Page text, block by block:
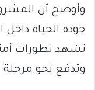
وأوضح أن
جودة الحياة
تشهد تطورات
وتدفع نحو مرحلة